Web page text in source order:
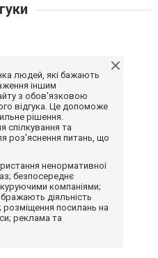
людей, які бажають
іншим
з обов'язковою
відгука. Це допоможе
рішення.
спілкування та
роз'яснення питань, що
ненормативної
безпосереднє
компаніями;
діяльність
розміщення посилань на
реклама та